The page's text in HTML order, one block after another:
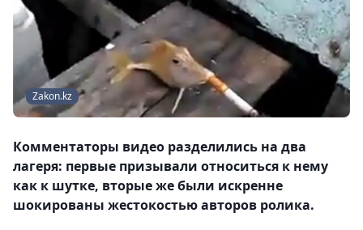
Zakon.kz
Комментаторы видео разделились на два
лагеря: первые призывали относиться к нему
как к шутке, вторые же были искренне
шокированы жестокостью авторов ролика.